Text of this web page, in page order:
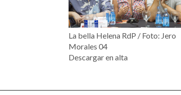
La bella Helena RdP / Foto: Jero
Morales 04
Descargar en alta